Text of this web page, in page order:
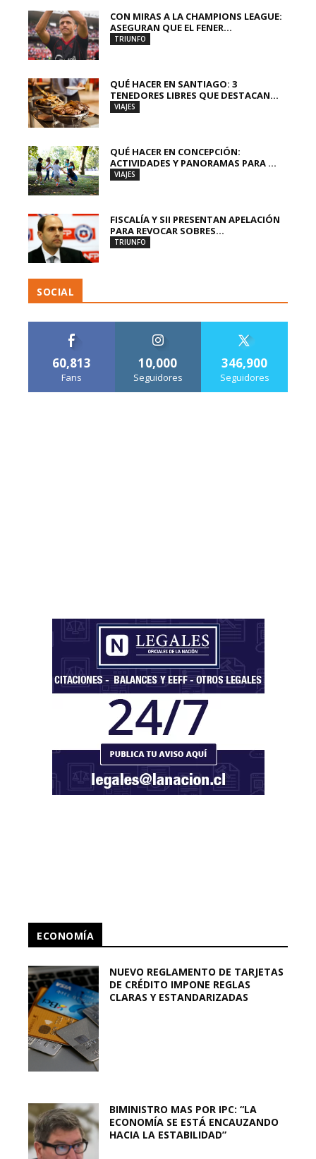
CON MIRAS A LA CHAMPIONS LEAGUE:
ASEGURAN QUE EL FENER...
TRIUNFO
QUÉ HACER EN SANTIAGO: 3
TENEDORES LIBRES QUE DESTACAN...
VIAJES
QUÉ HACER EN CONCEPCIÓN:
ACTIVIDADES Y PANORAMAS PARA ...
VIAJES
FISCALÍA Y SII PRESENTAN APELACIÓN
PARA REVOCAR SOBRES...
TRIUNFO
SOCIAL
60,813
Fans
10,000
Seguidores
346,900
Seguidores
ECONOMÍA
NUEVO REGLAMENTO DE TARJETAS
DE CRÉDITO IMPONE REGLAS
CLARAS Y ESTANDARIZADAS
BIMINISTRO MAS POR IPC: “LA
ECONOMÍA SE ESTÁ ENCAUZANDO
HACIA LA ESTABILIDAD”